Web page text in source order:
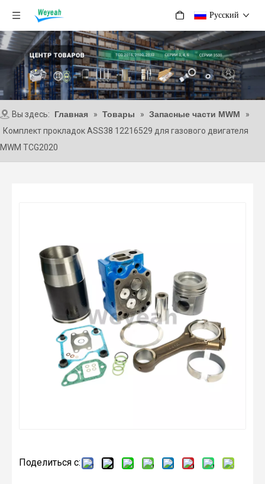
Pусский
Вы здесь: Главная » Товары » Запасные части MWM
»
Комплект прокладок ASS38 12216529 для газового двигателя
MWM TCG2020
Поделиться с: